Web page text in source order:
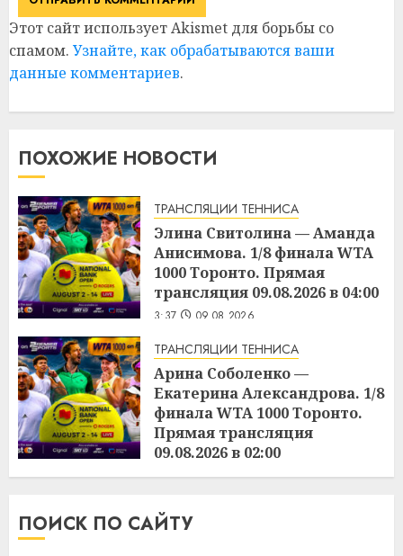
Этот сайт использует Akismet для борьбы со
спамом. Узнайте, как обрабатываются ваши
данные комментариев.
ПОХОЖИЕ НОВОСТИ
ТРАНСЛЯЦИИ ТЕННИСА
Элина Свитолина — Аманда
Анисимова. 1/8 финала WTA
1000 Торонто. Прямая
трансляция 09.08.2026 в 04:00
3:37 09.08.2026
ТРАНСЛЯЦИИ ТЕННИСА
Арина Соболенко —
Екатерина Александрова. 1/8
финала WTA 1000 Торонто.
Прямая трансляция
09.08.2026 в 02:00
3:36 09.08.2026
ПОИСК ПО САЙТУ